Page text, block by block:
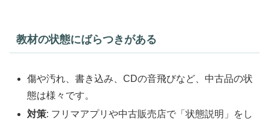
教材の状態にばらつきがある
傷や汚れ、書き込み、CDの音飛びなど、中古品の状
態は様々です。
対策: フリマアプリや中古販売店で「状態説明」をし